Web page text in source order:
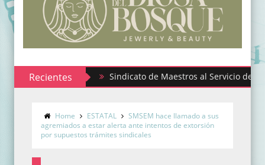
RecientesSindicato de Maestros al Servicio del Estado de
Home ESTATAL
SMSEM hace llamado a sus
agremiados a estar alerta ante intentos de extorsión
por supuestos trámites sindicales